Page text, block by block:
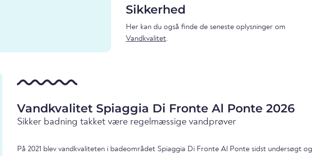
Sikkerhed
Her kan du også finde de seneste oplysninger om
Vandkvalitet.
Vandkvalitet Spiaggia Di Fronte Al Ponte 2026
Sikker badning takket være regelmæssige vandprøver
På 2021 blev vandkvaliteten i badeområdet Spiaggia Di Fronte Al Ponte sidst undersøgt og